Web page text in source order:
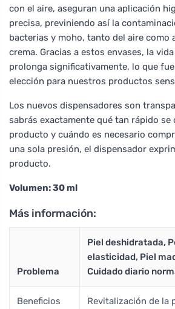
con el aire, aseguran una aplicación
precisa, previniendo así la
bacterias y moho, tanto del aire como
crema. Gracias a estos envases, la
prolonga significativamente, lo que
elección para nuestros productos
Los nuevos dispensadores son
sabrás exactamente qué tan rápido se
producto y cuándo es necesario
una sola presión, el dispensador
producto.
Volumen: 30 ml
Más información:
Problema
Piel deshidratada,
elasticidad, Piel
Cuidado diario
Beneficios Revitalización de la